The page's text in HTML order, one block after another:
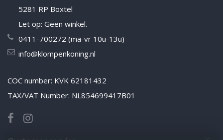
5281 RP Boxtel
Let op: Geen winkel.
0411-700272 (ma-vr 10u-13u)
info@klompenkoning.nl
COC number: KVK 62181432
TAX/VAT Number: NL854699417B01